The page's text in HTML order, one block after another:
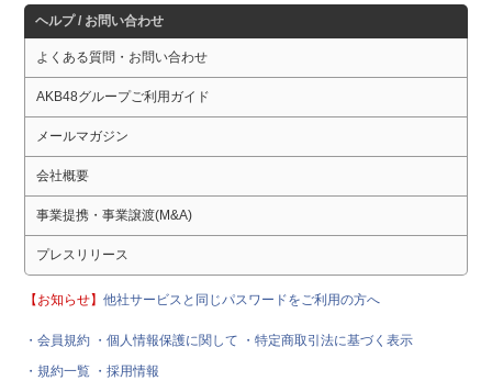
ヘルプ / お問い合わせ
よくある質問・お問い合わせ
AKB48グループご利用ガイド
メールマガジン
会社概要
事業提携・事業譲渡(M&A)
プレスリリース
【お知らせ】他社サービスと同じパスワードをご利用の方へ
・会員規約 ・個人情報保護に関して
・特定商取引法に基づく表示
・規約一覧 ・採用情報